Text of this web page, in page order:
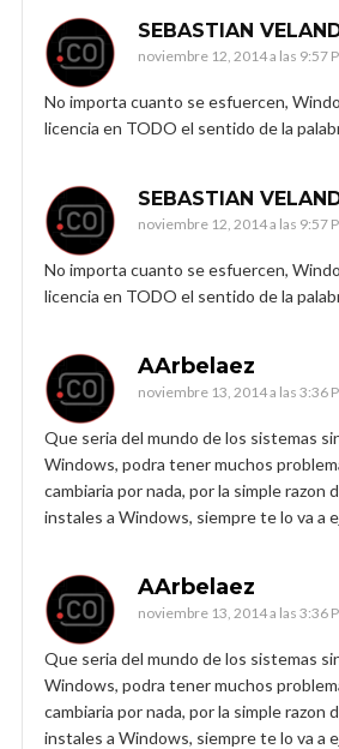
SEBASTIAN
noviembre 12, 2014 a las 9:57
No importa cuanto se esfuercen,
licencia en TODO el sentido de la
SEBASTIAN
noviembre 12, 2014 a las 9:57
No importa cuanto se esfuercen,
licencia en TODO el sentido de la
AArbelaez
noviembre 13, 2014 a las 3:36
Que seria del mundo de los sistemas
Windows, podra tener muchos
cambiaria por nada, por la simple razon
instales a Windows, siempre te lo va a
AArbelaez
noviembre 13, 2014 a las 3:36
Que seria del mundo de los sistemas
Windows, podra tener muchos
cambiaria por nada, por la simple razon
instales a Windows, siempre te lo va a